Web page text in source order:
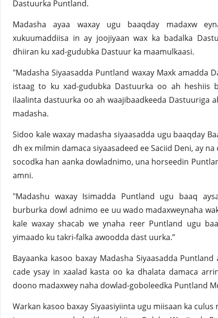
Dastuurka Puntland.
Madasha ayaa waxay ugu baaqday madaxw
xukuumaddiisa in ay joojiyaan wax ka badalka
dhiiran ku xad-gudubka Dastuur ka maamulkaasi.
"Madasha Siyaasadda Puntland waxay Maxk amadda
istaag to ku xad-gudubka Dastuurka oo ah heshiis
ilaalinta dastuurka oo ah waajibaadkeeda Dastuuriga
madasha.
Sidoo kale waxay madasha siyaasadda ugu baaqday
dh ex milmin damaca siyaasadeed ee Saciid Deni, ay
socodka han aanka dowladnimo, una horseedin
amni.
"Madashu waxay Isimadda Puntland ugu baaq
burburka dowl adnimo ee uu wado madaxweynaha
kale waxay shacab we ynaha reer Puntland ugu
yimaado ku takri-falka awoodda dast uurka.”
Bayaanka kasoo baxay Madasha Siyaasadda
cade ysay in xaalad kasta oo ka dhalata damaca
doono madaxwey naha dowlad-goboleedka Puntland
Warkan kasoo baxay Siyaasiyiinta ugu miisaan ka